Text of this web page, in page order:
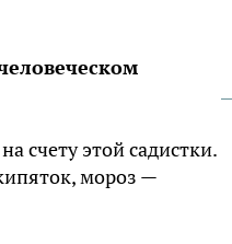
счету этой садистки.
мороз —